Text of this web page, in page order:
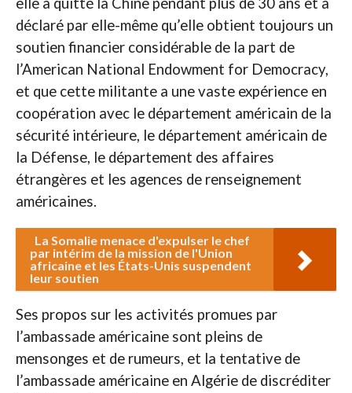
elle a quitté la Chine pendant plus de 30 ans et a
déclaré par elle-même qu’elle obtient toujours un
soutien financier considérable de la part de
l’American National Endowment for Democracy,
et que cette militante a une vaste expérience en
coopération avec le département américain de la
sécurité intérieure, le département américain de
la Défense, le département des affaires
étrangères et les agences de renseignement
américaines.
La Somalie menace d'expulser le chef
par intérim de la mission de l'Union
africaine et les États-Unis suspendent
leur soutien
Ses propos sur les activités promues par
l’ambassade américaine sont pleins de
mensonges et de rumeurs, et la tentative de
l’ambassade américaine en Algérie de discréditer